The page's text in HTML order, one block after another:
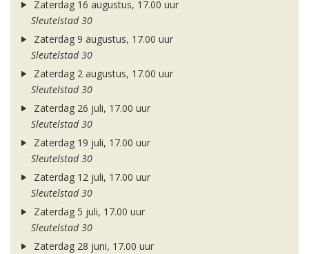
Zaterdag 16 augustus, 17.00 uur
Sleutelstad 30
Zaterdag 9 augustus, 17.00 uur
Sleutelstad 30
Zaterdag 2 augustus, 17.00 uur
Sleutelstad 30
Zaterdag 26 juli, 17.00 uur
Sleutelstad 30
Zaterdag 19 juli, 17.00 uur
Sleutelstad 30
Zaterdag 12 juli, 17.00 uur
Sleutelstad 30
Zaterdag 5 juli, 17.00 uur
Sleutelstad 30
Zaterdag 28 juni, 17.00 uur